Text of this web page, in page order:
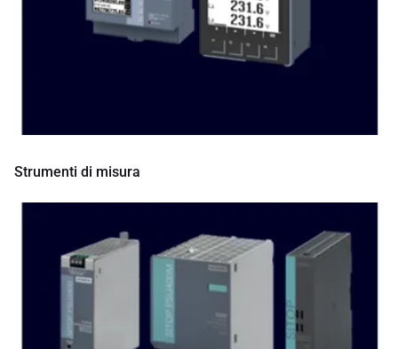
Strumenti di misura